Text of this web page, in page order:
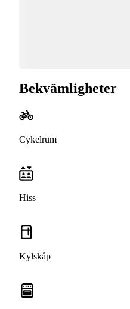
Bekvämligheter
Cykelrum
Hiss
Kylskåp